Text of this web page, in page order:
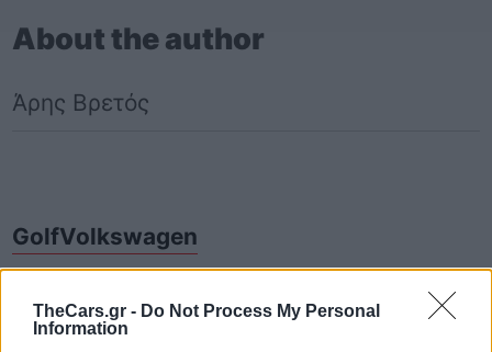
TheCars.gr - Do Not Process My Personal
Information
About the author
Άρης Βρετός
GolfVolkswagen